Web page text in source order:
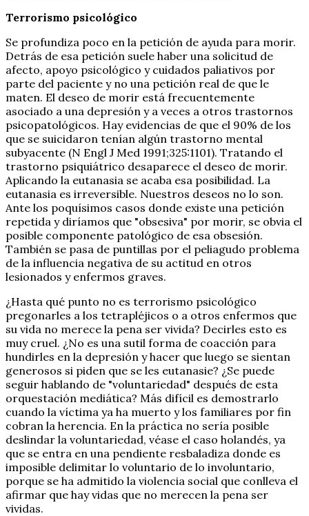
Terrorismo psicológico
Se profundiza poco en la petición de ayuda para morir.
Detrás de esa petición suele haber una solicitud de
afecto, apoyo psicológico y cuidados paliativos por
parte del paciente y no una petición real de que le
maten. El deseo de morir está frecuentemente
asociado a una depresión y a veces a otros trastornos
psicopatológicos. Hay evidencias de que el 90% de los
que se suicidaron tenían algún trastorno mental
subyacente (N Engl J Med 1991;325:1101). Tratando el
trastorno psiquiátrico desaparece el deseo de morir.
Aplicando la eutanasia se acaba esa posibilidad. La
eutanasia es irreversible. Nuestros deseos no lo son.
Ante los poquísimos casos donde existe una petición
repetida y diríamos que "obsesiva" por morir, se obvia el
posible componente patológico de esa obsesión.
También se pasa de puntillas por el peliagudo problema
de la influencia negativa de su actitud en otros
lesionados y enfermos graves.
¿Hasta qué punto no es terrorismo psicológico
pregonarles a los tetrapléjicos o a otros enfermos que
su vida no merece la pena ser vivida? Decirles esto es
muy cruel. ¿No es una sutil forma de coacción para
hundirles en la depresión y hacer que luego se sientan
generosos si piden que se les eutanasie? ¿Se puede
seguir hablando de "voluntariedad" después de esta
orquestación mediática? Más difícil es demostrarlo
cuando la víctima ya ha muerto y los familiares por fin
cobran la herencia. En la práctica no sería posible
deslindar la voluntariedad, véase el caso holandés, ya
que se entra en una pendiente resbaladiza donde es
imposible delimitar lo voluntario de lo involuntario,
porque se ha admitido la violencia social que conlleva el
afirmar que hay vidas que no merecen la pena ser
vividas.